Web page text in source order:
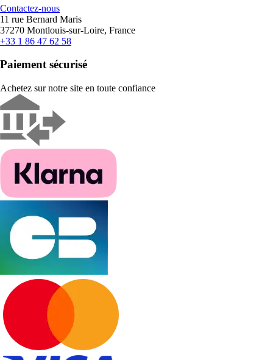
Contactez-nous
11 rue Bernard Maris
37270 Montlouis-sur-Loire, France
+33 1 86 47 62 58
Paiement sécurisé
Achetez sur notre site en toute confiance